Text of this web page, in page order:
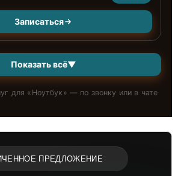
Записаться
Показать всё▼
для « Ноутбук » — по звонку или в чате
ПРЕДЛОЖЕНИЕ